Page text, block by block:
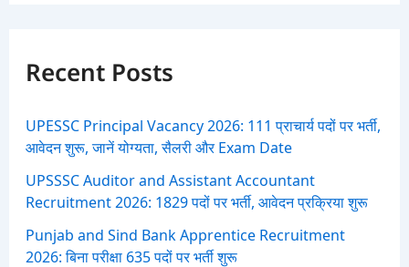
f
o
:
Recent Posts
UPESSC Principal Vacancy 2026: 111 प्राचार्य पदों पर भर्ती,
आवेदन शुरू, जानें योग्यता, सैलरी और Exam Date
UPSSSC Auditor and Assistant Accountant
Recruitment 2026: 1829 पदों पर भर्ती, आवेदन प्रक्रिया शुरू
Punjab and Sind Bank Apprentice Recruitment
2026: बिना परीक्षा 635 पदों पर भर्ती शुरू